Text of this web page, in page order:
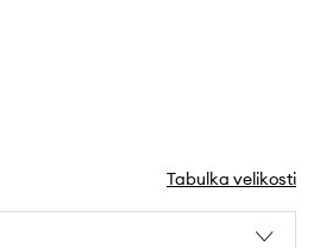
Tabulka velikosti